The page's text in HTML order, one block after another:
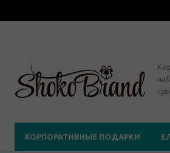
КОРПОРАТИВНЫЕ ПОДАРКИ